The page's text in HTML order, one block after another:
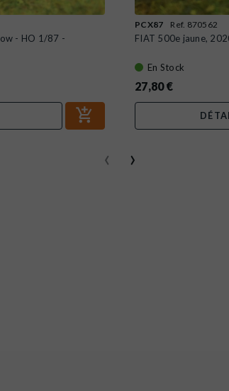
- HO 1/87 -
PCX87 Ref. 870562
FIAT 500e jaune,
En Stock
27,80 €
‹ ›